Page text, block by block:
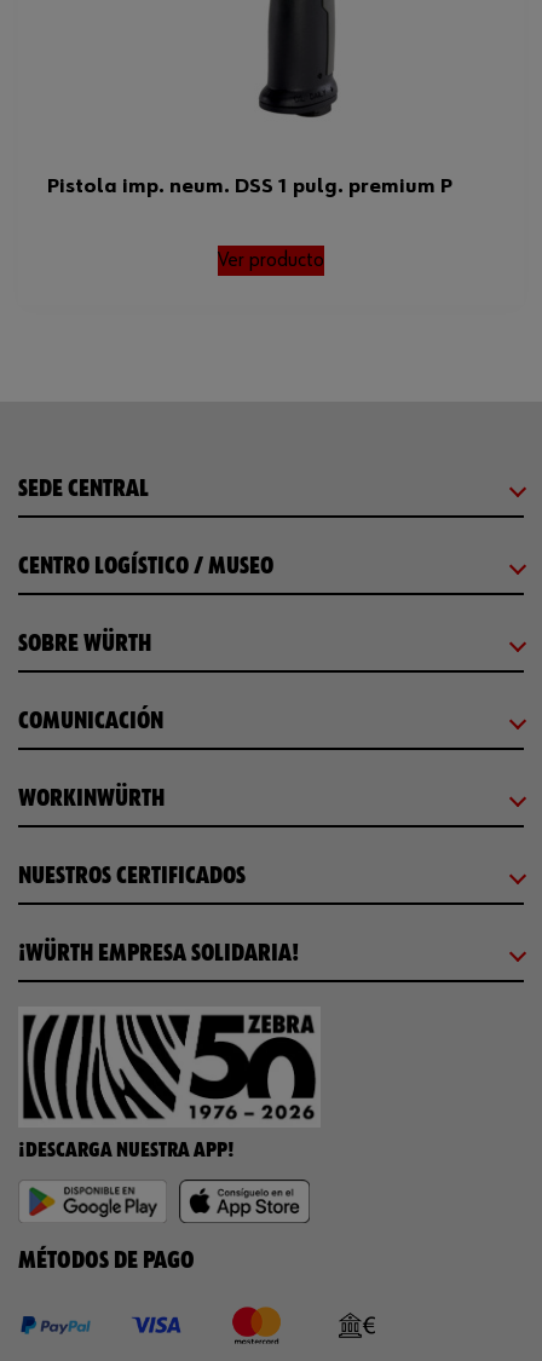
Pistola imp. neum. DSS 1 pulg. premium P
Ver producto
SEDE CENTRAL
CENTRO LOGÍSTICO / MUSEO
SOBRE WÜRTH
COMUNICACIÓN
WORKINWÜRTH
NUESTROS CERTIFICADOS
¡WÜRTH EMPRESA SOLIDARIA!
¡DESCARGA NUESTRA APP!
MÉTODOS DE PAGO